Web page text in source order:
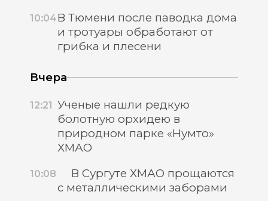
10:04В Тюмени после паводка дома
и тротуары обработают от
грибка и плесени
Вчера
12:21 Ученые нашли редкую
болотную орхидею в
природном парке «Нумто»
ХМАО
10:08
В Сургуте ХМАО прощаются
с металлическими заборами